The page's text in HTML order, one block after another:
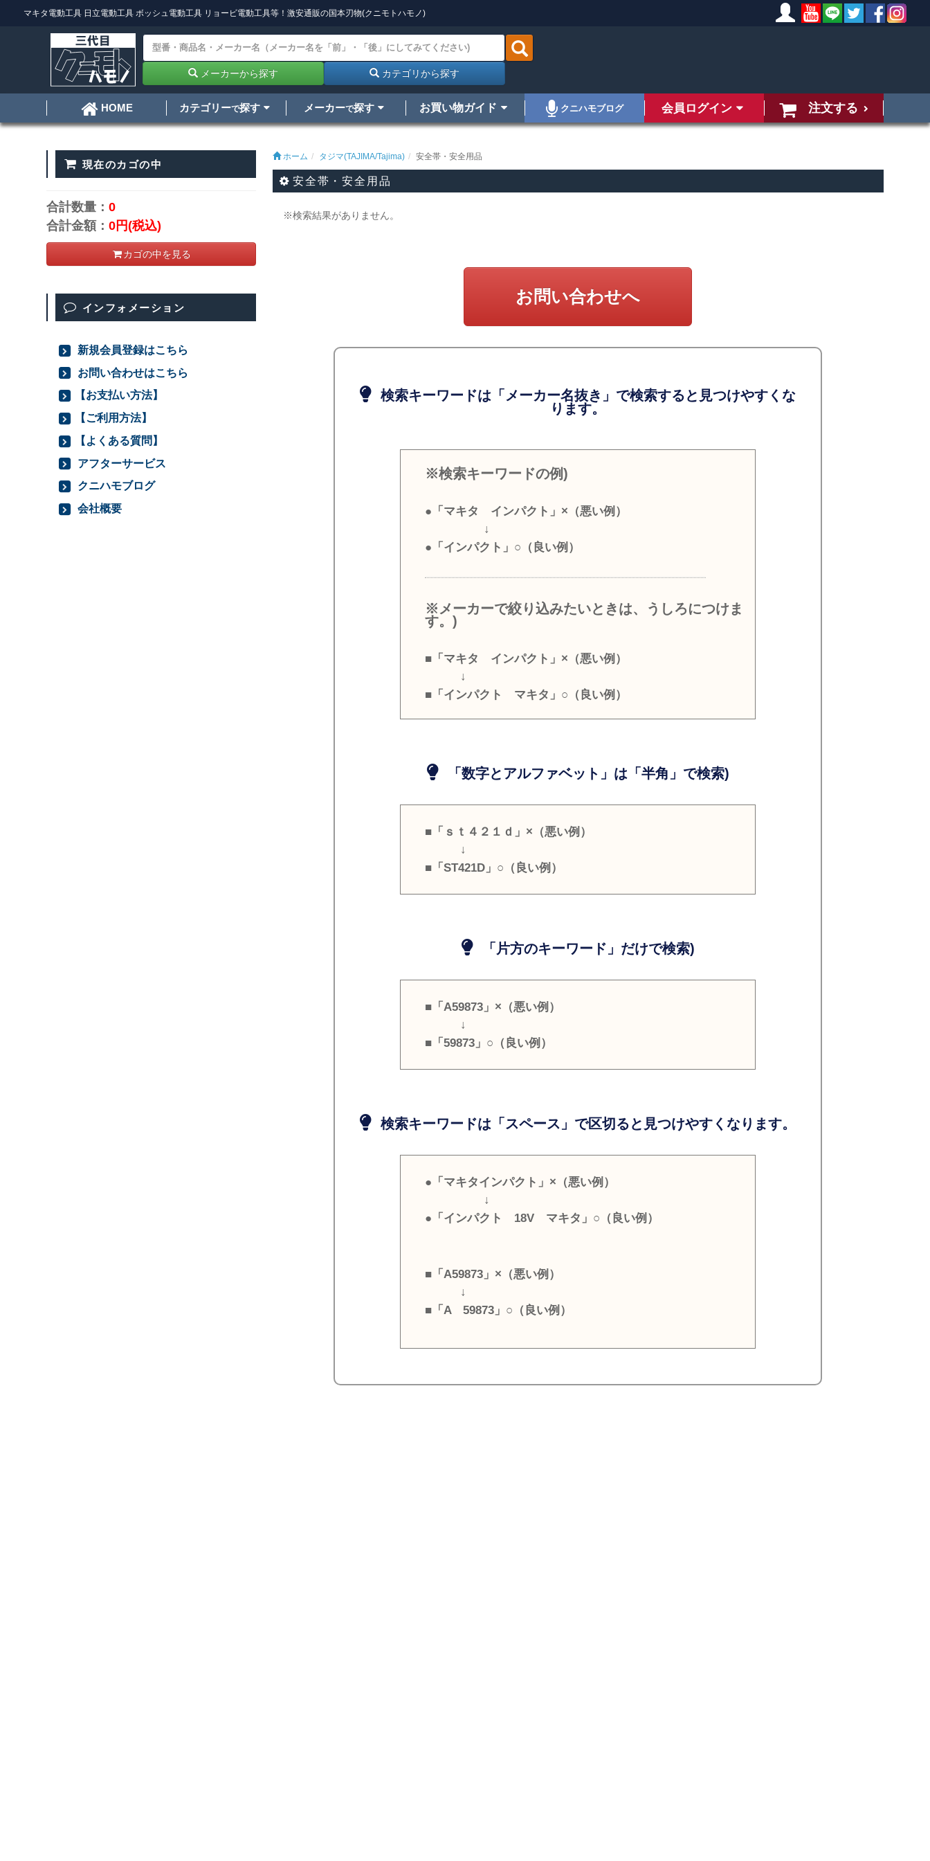
マキタ電動工具 日立電動工具 ボッシュ電動工具 リョービ電動工具等！激安通販の国本刃物(クニモトハモノ)
メーカーから探す カテゴリから探す
HOME カテゴリーで探す メーカーで探す お買い物ガイド クニハモブログ 会員ログイン 注文する
ホーム タジマ(TAJIMA/Tajima) 安全帯・安全用品
安全帯・安全用品
※検索結果がありません。
お問い合わせへ
検索キーワードは「メーカー名抜き」で検索すると見つけやすくな
ります。
※検索キーワードの例)
●「マキタ インパクト」×（悪い例）
↓
●「インパクト」○（良い例）
※メーカーで絞り込みたいときは、うしろにつけま
す。)
■「マキタ インパクト」×（悪い例）
↓
■「インパクト マキタ」○（良い例）
「数字とアルファベット」は「半角」で検索)
■「ｓｔ４２１ｄ」×（悪い例）
↓
■「ST421D」○（良い例）
「片方のキーワード」だけで検索)
■「A59873」×（悪い例）
↓
■「59873」○（良い例）
検索キーワードは「スペース」で区切ると見つけやすくなります。
●「マキタインパクト」×（悪い例）
↓
●「インパクト 18V マキタ」○（良い例）
■「A59873」×（悪い例）
↓
■「A 59873」○（良い例）
現在のカゴの中
合計数量：0
合計金額：0円(税込)
カゴの中を見る
インフォメーション
新規会員登録はこちら
お問い合わせはこちら
【お支払い方法】
【ご利用方法】
【よくある質問】
アフターサービス
クニハモブログ
会社概要